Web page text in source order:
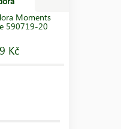
Moments
590719-20
Kč